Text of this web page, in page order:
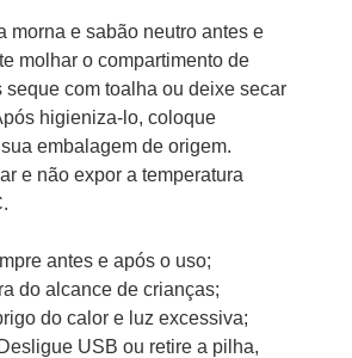
morna e sabão neutro antes e
molhar o compartimento de
seque com toalha ou deixe secar
higieniza-lo, coloque
embalagem de origem.
e não expor a temperatura
antes e após o uso;
do alcance de crianças;
do calor e luz excessiva;
USB ou retire a pilha,